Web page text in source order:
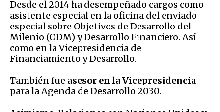
Desde el 2014 ha desempeñado cargos como
asistente especial en la oficina del enviado
especial sobre Objetivos de Desarrollo del
Milenio (ODM) y Desarrollo Financiero. Así
como en la Vicepresidencia de
Financiamiento y Desarrollo.
También fue asesor en la Vicepresidencia
para la Agenda de Desarrollo 2030.